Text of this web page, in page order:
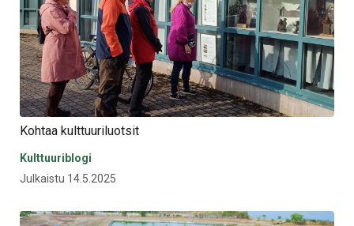
Kohtaa kulttuuriluotsit
Kulttuuriblogi
Julkaistu 14.5.2025